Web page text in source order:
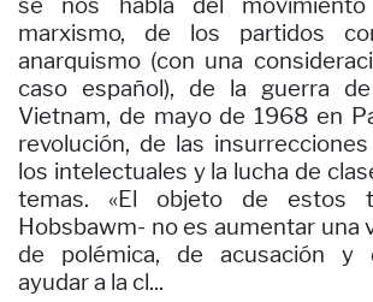
marxismo, de los partidos
anarquismo (con una
caso español), de la guerra
Vietnam, de mayo de 1968 en
revolución, de las
los intelectuales y la lucha de
temas. «El objeto de estos
Hobsbawm- no es aumentar una
de polémica, de acusación y
ayudar a la cl...